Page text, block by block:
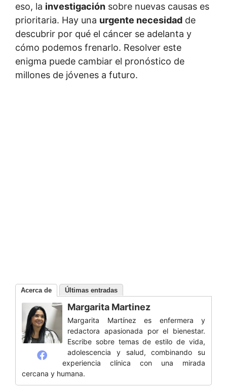
eso, la investigación sobre nuevas causas es
prioritaria. Hay una urgente necesidad de
descubrir por qué el cáncer se adelanta y
cómo podemos frenarlo. Resolver este
enigma puede cambiar el pronóstico de
millones de jóvenes a futuro.
Acerca de Últimas entradas
Margarita Martinez
Margarita Martínez es enfermera y
redactora apasionada por el bienestar.
Escribe sobre temas de estilo de vida,
adolescencia y salud, combinando su
experiencia clínica con una mirada
cercana y humana.